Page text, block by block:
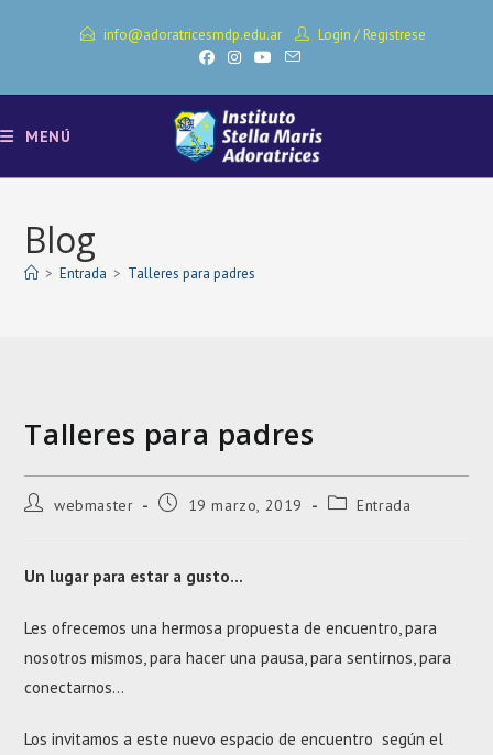
info@adoratricesmdp.edu.ar Login / Registrese
MENÚ
Blog
> Entrada > Talleres para padres
Talleres para padres
Autorwebmaster
Entrada19 marzo, 2019
Categoría
Entrada
Un lugar para estar a gusto…
Les ofrecemos una hermosa propuesta de encuentro, para
nosotros mismos, para hacer una pausa, para sentirnos, para
conectarnos…
Los invitamos a este nuevo espacio de encuentro según el